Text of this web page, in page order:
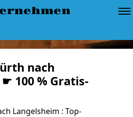
nach
100 % Gratis-
Langelsheim : Top-